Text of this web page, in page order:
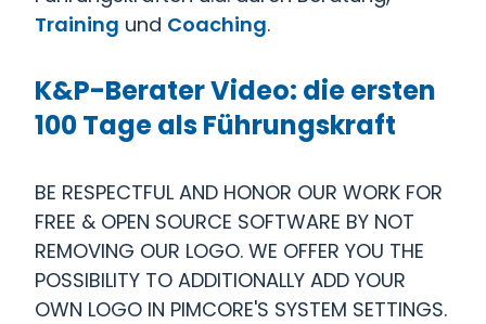
Training und Coaching.
K&P-Berater Video: die ersten
100 Tage als Führungskraft
BE RESPECTFUL AND HONOR OUR WORK FOR
FREE & OPEN SOURCE SOFTWARE BY NOT
REMOVING OUR LOGO. WE OFFER YOU THE
POSSIBILITY TO ADDITIONALLY ADD YOUR
OWN LOGO IN PIMCORE'S SYSTEM SETTINGS.